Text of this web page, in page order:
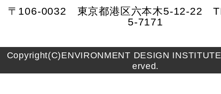
〒106-0032 東京都港区六本木5-12-22
5-7171
Copyright(C)ENVIRONMENT DESIGN
erved.